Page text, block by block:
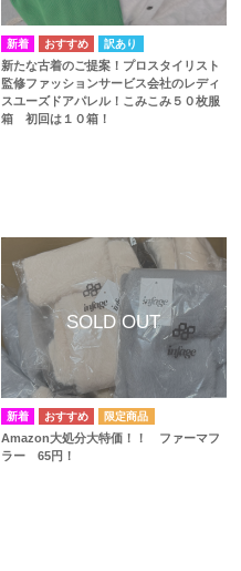
訳あり
新たな古着のご提案！プロスタイリスト
監修ファッションサービス会社のレディ
スユーズドアパレル！こみこみ５０枚服
箱 初回は１０箱！
Amazon大処分大特価！！ ファーマフ
ラー 65円！